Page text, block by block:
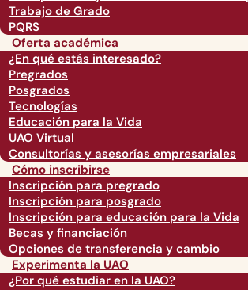
Trabajo de Grado
PQRS
Oferta académica
¿En qué estás interesado?
Pregrados
Posgrados
Tecnologías
Educación para la Vida
UAO Virtual
Consultorías y asesorías empresariales
Cómo inscribirse
Inscripción para pregrado
Inscripción para posgrado
Inscripción para educación para la Vida
Becas y financiación
Opciones de transferencia y cambio
Experimenta la UAO
¿Por qué estudiar en la UAO?